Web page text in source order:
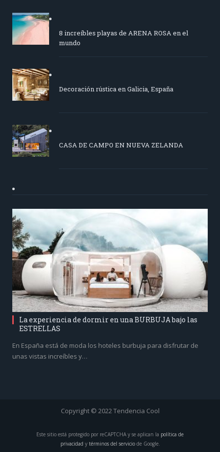
8 increíbles playas de ARENA ROSA en el
mundo
Decoración rústica en Galicia, España
CASA DE CAMPO EN NUEVA ZELANDA
La experiencia de dormir en una BURBUJA bajo las
ESTRELLAS
En España está de moda los hoteles burbuja para disfrutar de
unas vistas increíbles y…
Copyright © 2022 Tendencia Cool
Este sitio está protegido por reCAPTCHA y se aplican la política de
privacidad y términos del serviciode Google.